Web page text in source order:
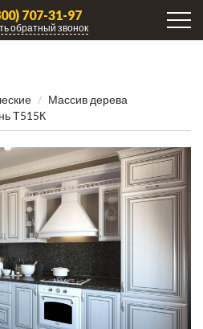
707-31-97
обратный звонок
Массив дерева
Т515К